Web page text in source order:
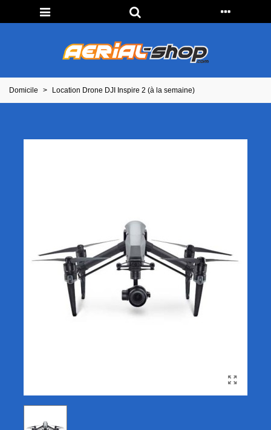
Domicile > Location Drone DJI Inspire 2 (à la semaine)